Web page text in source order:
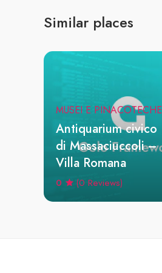
Similar places
MUSEI E PINACOTECHE
Antiquarium civico
di Massaciuccoli –
Villa Romana
0 (0 Reviews)